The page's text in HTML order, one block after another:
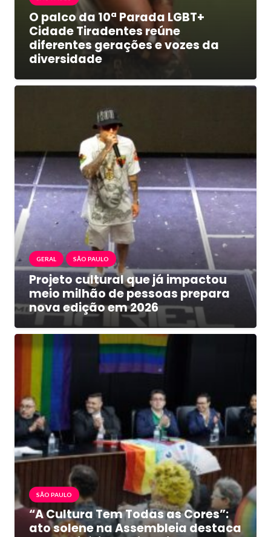
O palco da 10ª Parada LGBT+
Cidade Tiradentes reúne
diferentes gerações e vozes da
diversidade
GERAL SÃO PAULO
Projeto cultural que já impactou
meio milhão de pessoas prepara
nova edição em 2026
SÃO PAULO
“A Cultura Tem Todas as Cores”:
ato solene na Assembleia destaca